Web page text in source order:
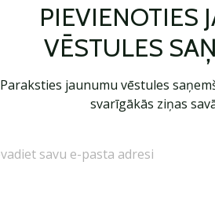
PIEVIENOTIES
VĒSTULES
Paraksties jaunumu vēstules
svarīgākās ziņas